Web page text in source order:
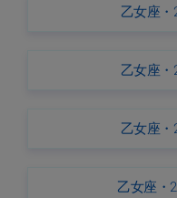
乙女座
乙女座
乙女座
乙女座・